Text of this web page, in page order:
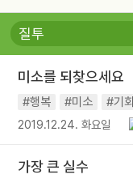
#비전캠프
#독서캠프
#희망
#나눔 #친구
#독서
#건강 #면역력
미소를 되찾으세요
#행복 #미소 #기회
2019.12.24. 화요일
가장 큰 실수